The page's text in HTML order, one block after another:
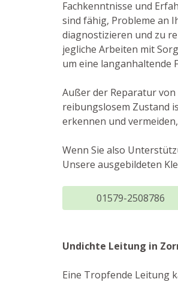
Fachkenntnisse und
sind fähig, Probleme an
diagnostizieren und zu
jegliche Arbeiten mit
um eine langanhaltende
Außer der Reparatur
reibungslosem Zustand
erkennen und
Wenn Sie also
Unsere ausgebildeten
01579-2508786
Undichte Leitung in
Eine Tropfende Leitung